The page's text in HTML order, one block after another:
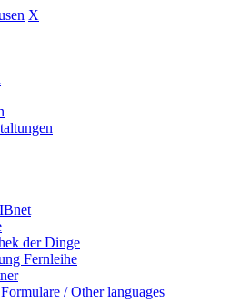
X
der Dinge
Fernleihe
/ Other languages